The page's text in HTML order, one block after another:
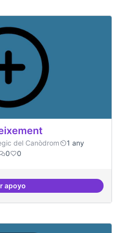
del Canòdrom
1 any
0 0
apoyo
Repositori de coneixement